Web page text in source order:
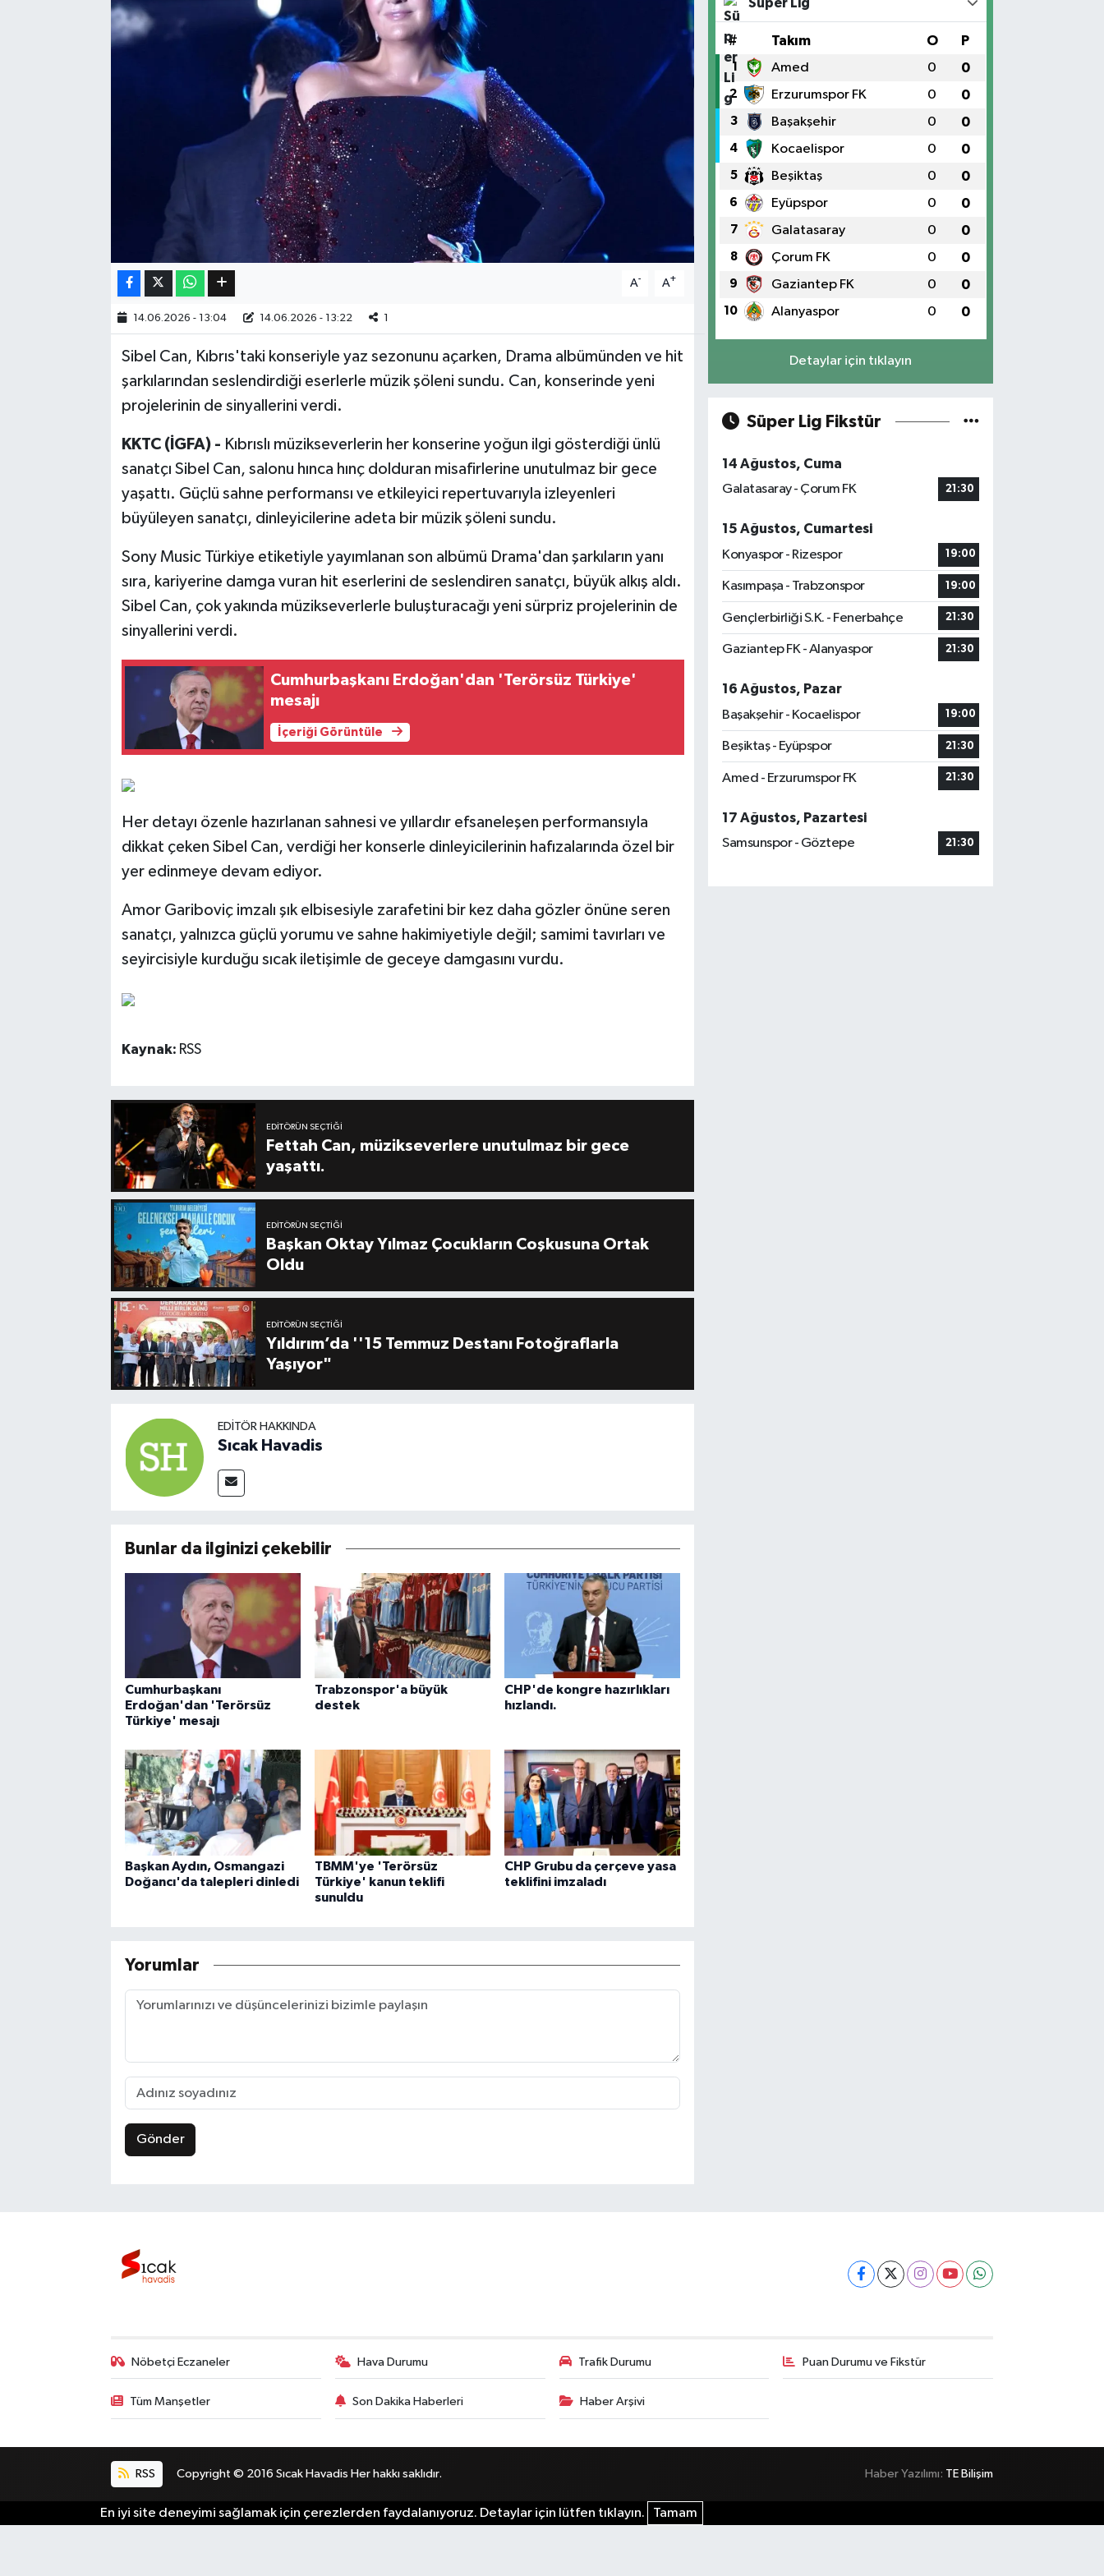
A- A+
14.06.2026 - 13:04 14.06.2026 - 13:22
Sibel Can, Kıbrıs'taki konseriyle yaz sezonunu açarken, Drama albümünden ve hit
şarkılarından seslendirdiği eserlerle müzik şöleni sundu. Can, konserinde yeni
projelerinin de sinyallerini verdi.
KKTC (İGFA) - Kıbrıslı müzikseverlerin her konserine yoğun ilgi gösterdiği ünlü
sanatçı Sibel Can, salonu hınca hınç dolduran misafirlerine unutulmaz bir gece
yaşattı. Güçlü sahne performansı ve etkileyici repertuvarıyla izleyenleri
büyüleyen sanatçı, dinleyicilerine adeta bir müzik şöleni sundu.
Sony Music Türkiye etiketiyle yayımlanan son albümü Drama'dan şarkıların yanı
sıra, kariyerine damga vuran hit eserlerini de seslendiren sanatçı, büyük alkış aldı.
Sibel Can, çok yakında müzikseverlerle buluşturacağı yeni sürpriz projelerinin de
sinyallerini verdi.
Cumhurbaşkanı Erdoğan'dan 'Terörsüz Türkiye'
mesajı
İçeriği Görüntüle
Her detayı özenle hazırlanan sahnesi ve yıllardır efsaneleşen performansıyla
dikkat çeken Sibel Can, verdiği her konserle dinleyicilerinin hafızalarında özel bir
yer edinmeye devam ediyor.
Amor Gariboviç imzalı şık elbisesiyle zarafetini bir kez daha gözler önüne seren
sanatçı, yalnızca güçlü yorumu ve sahne hakimiyetiyle değil; samimi tavırları ve
seyircisiyle kurduğu sıcak iletişimle de geceye damgasını vurdu.
Kaynak: RSS
EDITÖRÜN SEÇTIĞI
Fettah Can, müzikseverlere unutulmaz bir gece
yaşattı.
EDITÖRÜN SEÇTIĞI
Başkan Oktay Yılmaz Çocukların Coşkusuna Ortak
Oldu
EDITÖRÜN SEÇTIĞI
Yıldırım’da ''15 Temmuz Destanı Fotoğraflarla
Yaşıyor"
EDITÖR HAKKINDA
Sıcak Havadis
Bunlar da ilginizi çekebilir
Cumhurbaşkanı
Erdoğan'dan 'Terörsüz
Türkiye' mesajı
Trabzonspor'a büyük
destek
CHP'de kongre hazırlıkları
hızlandı.
Başkan Aydın, Osmangazi
Doğancı'da talepleri dinledi
TBMM'ye 'Terörsüz
Türkiye' kanun teklifi
sunuldu
CHP Grubu da çerçeve yasa
teklifini imzaladı
Yorumlar
Gönder
# Takım O P
1 Amed 0 0
2 Erzurumspor FK 0 0
3 Başakşehir 0 0
4 Kocaelispor 0 0
5 Beşiktaş 0 0
6 Eyüpspor 0 0
7 Galatasaray 0 0
8 Çorum FK 0 0
9 Gaziantep FK 0 0
10 Alanyaspor 0 0
Detaylar için tıklayın
Süper Lig Fikstür
14 Ağustos, Cuma
Galatasaray - Çorum FK
21:30
15 Ağustos, Cumartesi
Konyaspor - Rizespor
19:00
Kasımpaşa - Trabzonspor 19:00
Gençlerbirliği S.K. - Fenerbahçe 21:30
Gaziantep FK - Alanyaspor 21:30
16 Ağustos, Pazar
Başakşehir - Kocaelispor
19:00
Beşiktaş - Eyüpspor 21:30
Amed - Erzurumspor FK 21:30
17 Ağustos, Pazartesi
Samsunspor - Göztepe
21:30
Nöbetçi Eczaneler Hava Durumu Trafik Durumu Puan Durumu ve Fikstür
Tüm Manşetler Son Dakika Haberleri Haber Arşivi
RSS Copyright © 2016 Sıcak Havadis Her hakkı saklıdır. Haber Yazılımı: TE Bilişim
En iyi site deneyimi sağlamak için çerezlerden faydalanıyoruz. Detaylar için lütfen tıklayın. Tamam
Bilim, Teknoloji